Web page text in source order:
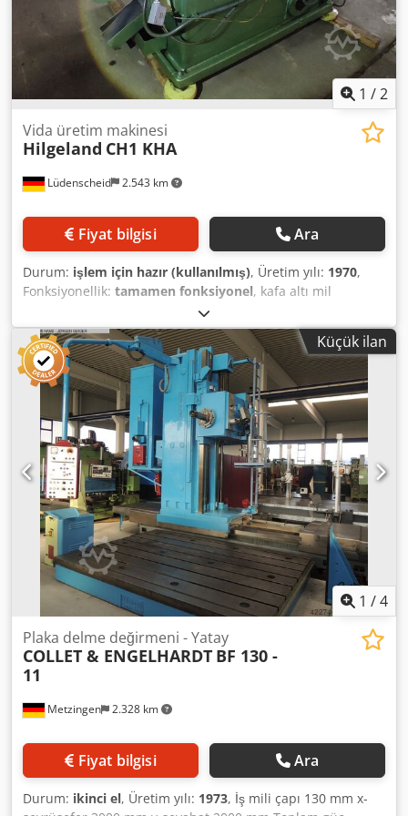
ELEKTRİKSEL ÖZELLİKLER toplam güç tüketimi 60 kW
1 /2
Lüdenscheid 2.543 km
Vida üretim makinesi
Hilgeland CH1 KHA
Fiyat bilgisi Ara
Durum: işlem için hazır (kullanılmış), Üretim yılı: 1970,
Fonksiyonellik: tamamen fonksiyonel, kafa altı mil
, bölüm uzunluğu (maks.):
Hilgeland CH1 KHA çift etkili pres Yapım yılı 1970 Cjdpeur
N Daefx Akwjha Makine hemen kullanıma hazır! Küçük ilan
1 /4
Metzingen 2.328 km
Plaka delme değirmeni - Yatay
COLLET & ENGELHARDT BF 130 -
11
Fiyat bilgisi Ara
Durum: ikinci el, Üretim yılı: 1973, İş mili çapı 130 mm x-